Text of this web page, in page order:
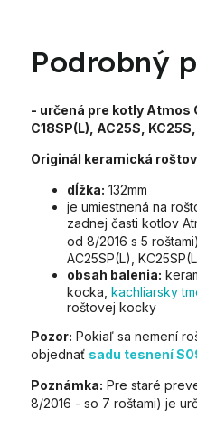
Podrobný
- určená pre kotly Atmos
C18SP(L), AC25S,
Originál keramická
dĺžka: 132mm
je umiestnená na
zadnej časti kotlov
od 8/2016 s 5
AC25SP(L),
obsah balenia:
kocka, kachliarsky
roštovej kocky
Pozor: Pokiaľ sa nemení
objednať sadu tesnení
Poznámka: Pre staré
8/2016 - so 7 roštami) je